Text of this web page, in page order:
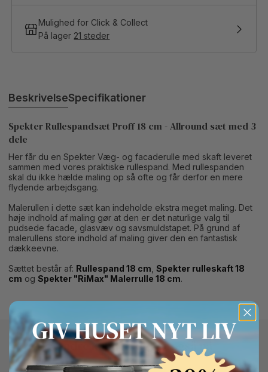
Mulighed for Click & Collect
På lager 21 steder
BeskrivelseSpecifikationer
Spekter Rullespandsæt Proff 18 cm - Allround sæt med 3
dele
Her får du en Spekter Væg- og facaderulle med skaft leveret
sammen med vores praktiske rullespand. Med rullespanden
skal du ikke hælde maling op så ofte og får derfor en mere
flydende arbejdsgang.
Malerullen i dette sæt kan indeholde ekstra meget maling. Det
høje indhold af maling gør at den er det naturlige valg til
pudsede facade, glasvæv og savsmuldstapet. På grund af
malerullens store indhold af maling giver den en fantastisk
dækkeevne.
Sættet består af: Rullespand 18 cm ,Spekter rulleskaft 18
cm ogSpekter "RiMax" Malerrulle 18 cm.
Andre kunder kigger også på